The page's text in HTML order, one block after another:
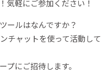
気軽にご参加ください！
ールはなんですか？
チャットを使って活動して
にご招待します。